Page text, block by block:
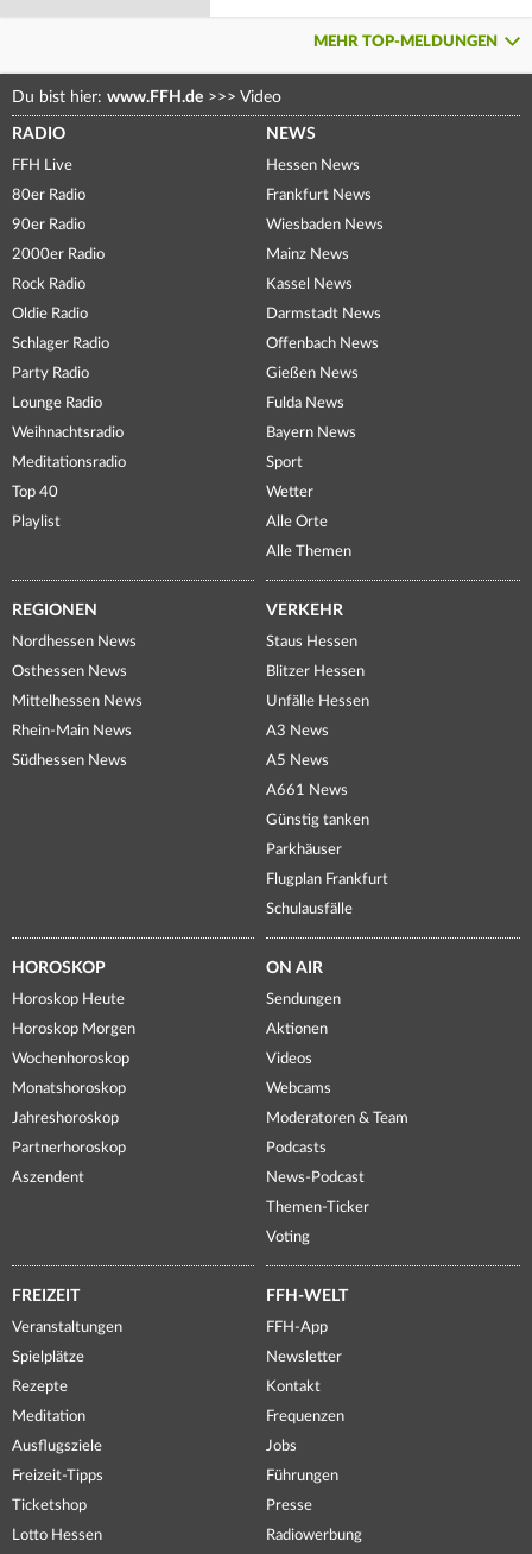
MEHR TOP-MELDUNGEN
Du bist hier: www.FFH.de >>> Video
RADIO
FFH Live
80er Radio
90er Radio
2000er Radio
Rock Radio
Oldie Radio
Schlager Radio
Party Radio
Lounge Radio
Weihnachtsradio
Meditationsradio
Top 40
Playlist
NEWS
Hessen News
Frankfurt News
Wiesbaden News
Mainz News
Kassel News
Darmstadt News
Offenbach News
Gießen News
Fulda News
Bayern News
Sport
Wetter
Alle Orte
Alle Themen
REGIONEN
Nordhessen News
Osthessen News
Mittelhessen News
Rhein-Main News
Südhessen News
VERKEHR
Staus Hessen
Blitzer Hessen
Unfälle Hessen
A3 News
A5 News
A661 News
Günstig tanken
Parkhäuser
Flugplan Frankfurt
Schulausfälle
HOROSKOP
Horoskop Heute
Horoskop Morgen
Wochenhoroskop
Monatshoroskop
Jahreshoroskop
Partnerhoroskop
Aszendent
ON AIR
Sendungen
Aktionen
Videos
Webcams
Moderatoren & Team
Podcasts
News-Podcast
Themen-Ticker
Voting
FREIZEIT
Veranstaltungen
Spielplätze
Rezepte
Meditation
Ausflugsziele
Freizeit-Tipps
Ticketshop
Lotto Hessen
FFH-WELT
FFH-App
Newsletter
Kontakt
Frequenzen
Jobs
Führungen
Presse
Radiowerbung